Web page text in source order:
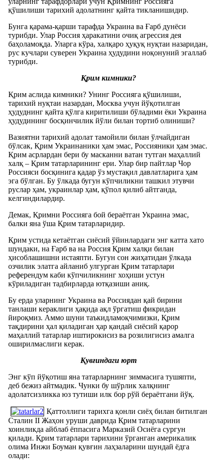
қўшилиши тарихий адолатнинг қайта тикланишидир.
Бунга қарама-қарши тарафда Украина ва Ғарб дунёси
турибди. Улар Россия ҳаракатини очиқ агрессия дея
баҳоламоқда. Уларга кўра, халқаро ҳуқуқ нуқтаи назаридан,
рус кучлари суверен Украина ҳудудини ноқонуний эгаллаб
турибди.
Қрим кимники?
Қрим аслида кимники? Унинг Россияга қўшилиши,
тарихий нуқтаи назардан, Москва учун йўқотилган
ҳудуднинг қайта қўлга киритилиши бўладими ёки Украина
ҳудудининг босқинчилик йўли билан тортиб олиниши?
Вазиятни тарихий адолат тамойили билан ўлчайдиган
бўлсак, Қрим Украинаники ҳам эмас, Россияники ҳам эмас.
Қрим асрлардан бери бу масканни ватан тутган маҳаллий
халқ – Қрим татарларининг ери. Улар бир пайтлар Чор
Россияси босқинига қадар ўз мустақил давлатларига ҳам
эга бўлган. Бу ўлкада бугун кўпчиликни ташкил этувчи
руслар ҳам, украинлар ҳам, қўпол қилиб айтганда,
келгиндилардир.
Демак, Қримни Россияга бой бераётган Украина эмас,
балки яна ўша Қрим татарларидир.
Қрим устида кетаётган сиёсий ўйинлардаги энг катта хато
шундаки, на Ғарб ва на Россия Қрим халқи билан
ҳисоблашишни истаяпти. Бугун сон жиҳатидан ўлкада
озчилик элатга айланиб улгурган Қрим татарлари
референдум каби кўпчиликнинг хоҳиши устун
кўриладиган тадбирларда ютқазиши аниқ.
Бу ерда уларнинг Украина ва Россиядан қай бирини
танлаши кераклиги ҳақида ақл ўргатиш фикридан
йироқмиз. Аммо шуни таъкидламоқчимизки, Қрим
тақдирини ҳал қиладиган ҳар қандай сиёсий қарор
маҳаллий татарлар иштирокисиз ва розилигисиз амалга
оширилмаслиги керак.
Қувғиндаги юрт
Энг кўп йўқотиш яна татарларнинг зиммасига тушяпти,
деб бежиз айтмадик. Чунки бу шўрлик халқнинг
адолатсизликка юз тутиши илк бор рўй бераётгани йўқ.
Қаттоллиги тарихга қонли сиёҳ билан битилган
Сталин II Жаҳон уруши даврида Қрим татарларини
хоинликда айблаб ёппасига Марказий Осиёга сургун
қилади. Қрим татарлари тарихини ўрганган америкалик
олима Инжи Боуман қувғин лаҳзаларини шундай ёдга
олади: